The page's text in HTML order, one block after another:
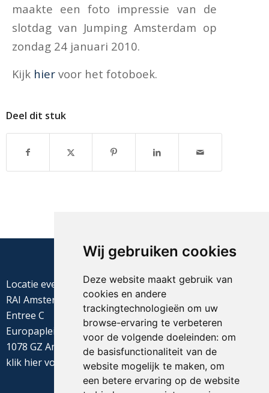
Wij gebruiken cookies
Deze website maakt gebruik van
cookies en andere
trackingtechnologieën om uw
browse-ervaring te verbeteren
voor de volgende doeleinden: om
de basisfunctionaliteit van de
website mogelijk te maken, om
een betere ervaring op de website
maakte een foto impressie van de
slotdag van Jumping Amsterdam op
zondag 24 januari 2010.
Kijk hier voor het fotoboek.
Deel dit stuk
Locatie evenement
RAI Amsterdam
Entree C
Europaplein 22
1078 GZ Amsterdam
klik hiervoor de routebeschrijving